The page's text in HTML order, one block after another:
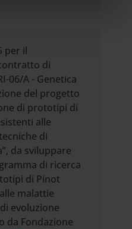
servizi.
per il
di
06/A - Genetica
del progetto
di prototipi di
alle
di
da sviluppare
di ricerca
di Pinot
malattie
evoluzione
da Fondazione